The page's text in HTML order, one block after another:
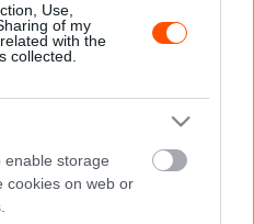
Use,
of my
with the
collected.
enable storage
cookies on web or
is szorosan kötődik az
saját tartalékversenyzője
vezette volna először az
én lehetek a női